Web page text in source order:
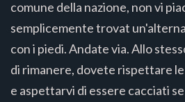
comune della nazione, non vi
semplicemente trovat
con i piedi. Andate via. Allo
di rimanere, dovete rispettare
e aspettarvi di essere cacciati